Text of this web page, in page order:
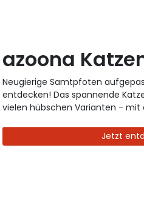
azoona
Neugierige Samtpfoten
entdecken! Das spannende
vielen hübschen Varianten - mit
Jetzt